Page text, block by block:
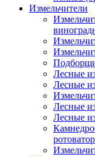
Измельчители
Лесные
Лесные
Лесные
Лесные